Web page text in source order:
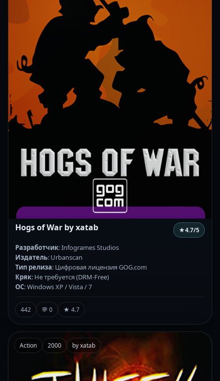
Hogs of War by xatab ★4.7/5
Разработчик: Infogrames Studios
Издатель: Urbanscan
Тип релиза: Цифровая лицензия GOG.com
Кряк: Не требуется (DRM-Free)
ОС: Windows XP / Vista / 7
442 💬 0 ★ 4.7
Action 2000 by xatab